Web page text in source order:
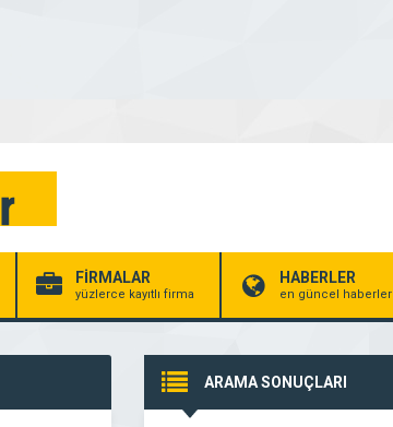
FİRMALAR
yüzlerce kayıtlı firma
HABERLER
en güncel haberler
ARAMA SONUÇLARI